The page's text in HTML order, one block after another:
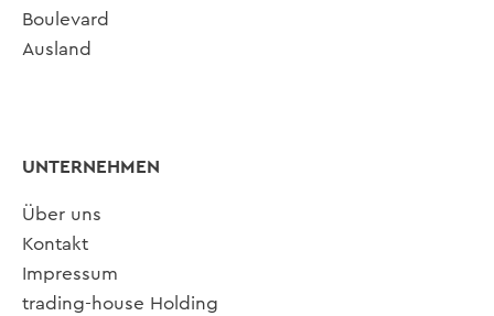
Boulevard
Ausland
UNTERNEHMEN
Über uns
Kontakt
Impressum
trading-house Holding